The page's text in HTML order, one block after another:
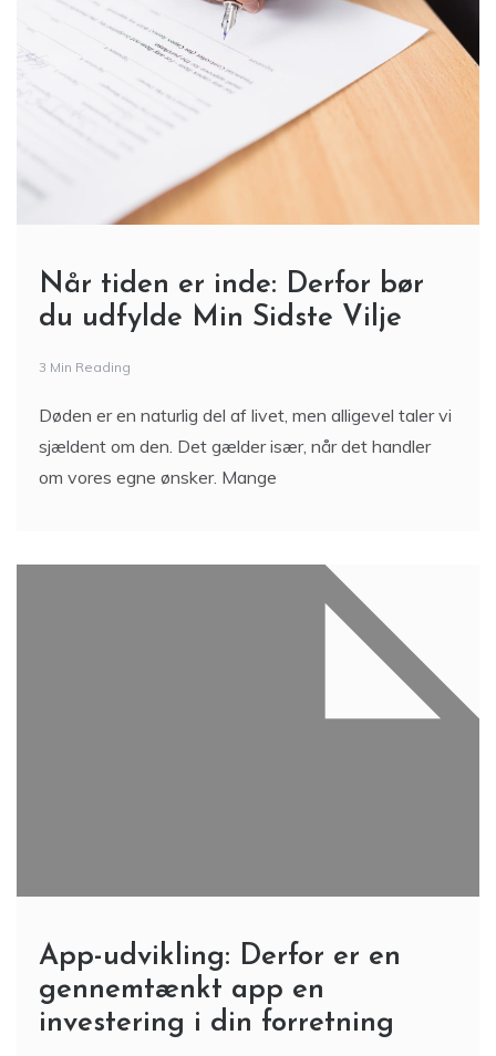
Når tiden er inde: Derfor bør
du udfylde Min Sidste Vilje
3 Min Reading
Døden er en naturlig del af livet, men alligevel taler vi
sjældent om den. Det gælder især, når det handler
om vores egne ønsker. Mange
App-udvikling: Derfor er en
gennemtænkt app en
investering i din forretning